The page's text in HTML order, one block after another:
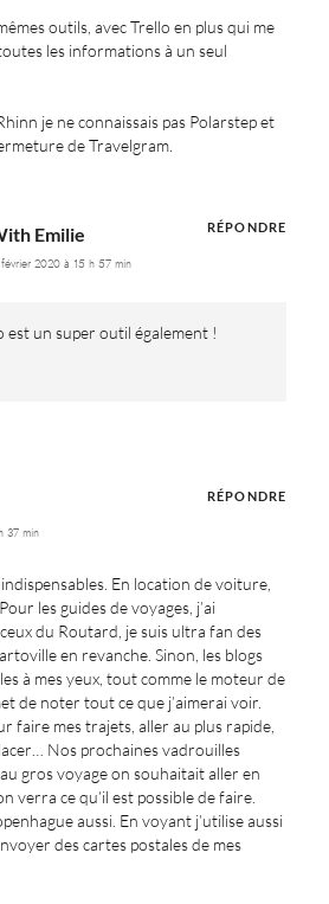
outils, avec Trello en plus qui me
les informations à un seul
je ne connaissais pas Polarstep et
de Travelgram.
Emilie
février 2020 à 15 h 57 min
est un super outil également !
RÉPONDRE
37 min
En location de voiture,
les guides de voyages, j’ai
du Routard, je suis ultra fan des
en revanche. Sinon, les blogs
à mes yeux, tout comme le moteur de
de noter tout ce que j’aimerai voir.
faire mes trajets, aller au plus rapide,
Nos prochaines vadrouilles
gros voyage on souhaitait aller en
verra ce qu’il est possible de faire.
aussi. En voyant j’utilise aussi
des cartes postales de mes
RÉPONDRE